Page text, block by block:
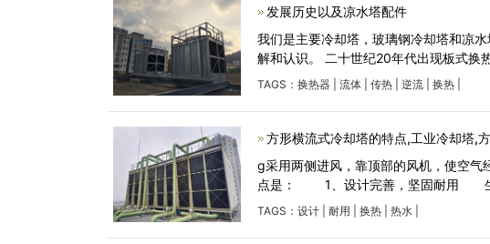
发展历史以及凉水塔配件
我们是主要冷却塔，玻璃钢冷却塔和凉
解和认识。 二十世纪20年代出现板式换
TAGS： 换热器 流体 传热 逆流 换热
方形横流式冷却塔的特点,工业冷却塔,
g采用两侧进风，靠顶部的风机，使空气
点是： 1、设计完善，坚固耐
TAGS： 设计 耐用 换热 热水